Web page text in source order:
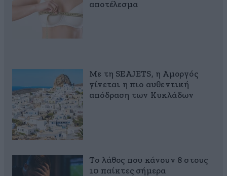
αποτέλεσμα
Με τη SEAJETS, η Αμοργός
γίνεται η πιο αυθεντική
απόδραση των Κυκλάδων
Το λάθος που κάνουν 8 στους
10 παίκτες σήμερα